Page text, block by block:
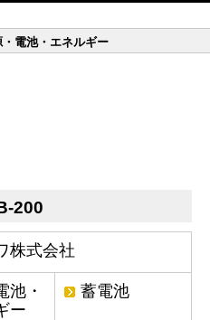
・電池・エネルギー
200
株式会社
池・
ー
蓄電池